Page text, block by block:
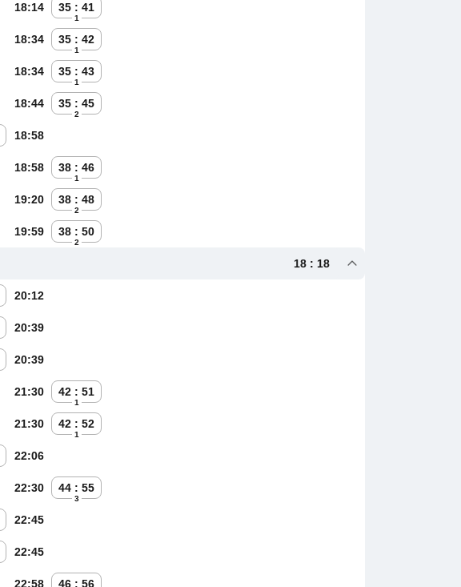
35 : 41
1
18:14
35 : 42
1
18:34
35 : 43
1
18:34
35 : 45
2
18:44
18:58
38 : 46
1
18:58
38 : 48
2
19:20
38 : 50
2
19:59
18 : 18
20:12
20:39
20:39
42 : 51
1
21:30
42 : 52
1
21:30
22:06
44 : 55
3
22:30
22:45
22:45
46 : 56
22:58